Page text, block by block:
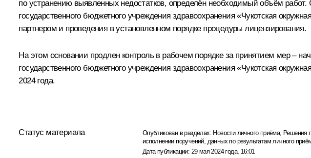
по устранению выявленных недостатков, определён необходимый объём
государственного бюджетного учреждения здравоохранения «Чукотская
партнером и проведения в установленном порядке процедуры лицензирования.
На этом основании продлен контроль в рабочем порядке за принятием мер –
государственного бюджетного учреждения здравоохранения «Чукотская
2024 года.
Статус материала Опубликован в разделах: Новости личного приёма, Решения
исполнении поручений, данных по результатам личного
Дата публикации: 29 мая 2024 года, 16:01